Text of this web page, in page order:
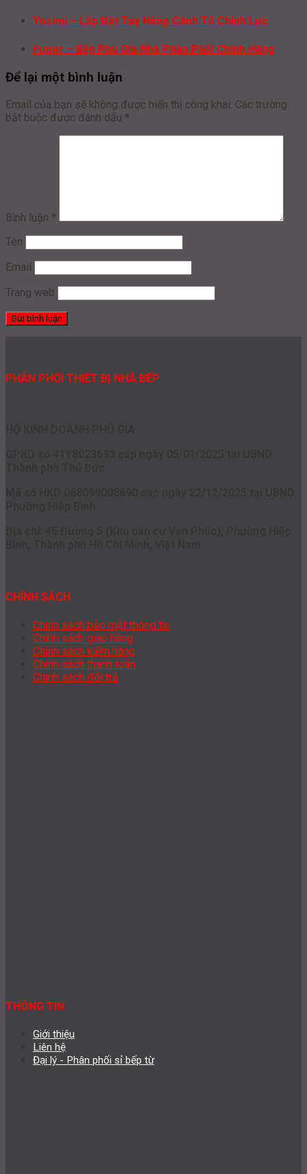
Yosimi – Lắp Đặt Tay Nâng Cánh Tủ Chỉnh Lực
Fuger – Bếp Phú Gia Nhà Phân Phối Chính Hãng
Để lại một bình luận
Email của bạn sẽ không được hiển thị công khai. Các trường
bắt buộc được đánh dấu *
Bình luận *
Tên
Email
Trang web
PHÂN PHỐI THIẾT BỊ NHÀ BẾP
CHÍNH SÁCH
Chính sách bảo mật thông tin
Chính sách giao hàng
Chính sách kiểm hàng
Chính sách thanh toán
Chính sách đổi trả
THÔNG TIN
Giới thiệu
Liên hệ
Đại lý - Phân phối sỉ bếp từ